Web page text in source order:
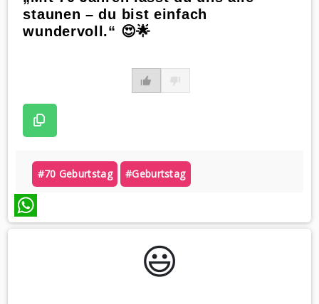
staunen – du bist einfach
wundervoll.“ 😍🌟
#70 Geburtstag #geburtstag
WhatsApp
😃️